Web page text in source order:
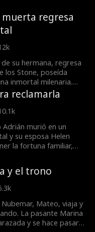
alejarla de Daniel
esto, la sabiduría y
Casales para
hasta que finalmente
y la familia de Valeria
drama se desarrolla
de identidad
después de una
amor y traición.
Vivian entra en la
Al reencontrarse, se
a sus enemigos,
caos.
regresa
su hermana, regresa
los Stone, poseída
inmortal milenaria.
de amor a
frío que la
el honor familiar
para salvarlo.
reclamarla
Adrián murió en un
y su esposa Helen
la fortuna familiar,
hermano menor de
con el testamento,
único heredero de los
para Helen
idéntico a Adrián... ¿Es
de su esposo?
y el trono
Nubemar, Mateo, viaja y
La pasante Marina
y se hace pasar